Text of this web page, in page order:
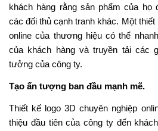
khách hàng rằng sản phẩm của họ
các đối thủ cạnh tranh khác. Một
online của thương hiệu có thể
của khách hàng và truyền tải các
tưởng của công ty.
Tạo ấn tượng ban đầu mạnh mẽ.
Thiết kế logo 3D chuyên nghiệp
thiệu đầu tiên của công ty đến